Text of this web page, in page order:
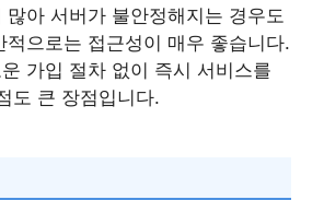
많아 서버가 불안정해지는 경우도
적으로는 접근성이 매우 좋습니다.
가입 절차 없이 즉시 서비스를
도 큰 장점입니다.